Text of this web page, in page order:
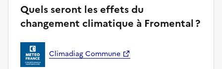
Quels seront les effets du
changement climatique à Fromental ?
Climadiag Commune